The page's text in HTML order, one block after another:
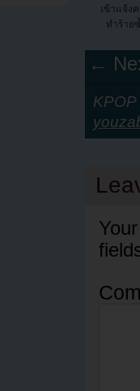
เข้าแจ้ง
ทำร้าย
←